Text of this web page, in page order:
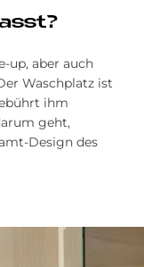
up, aber auch
Wasch­platz ist
ihm
geht,
Design des